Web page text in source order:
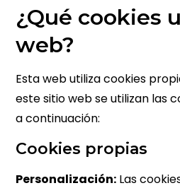
¿Qué cookies
web?
Esta web utiliza cookies
este sitio web se utilizan las
a continuación:
Cookies propias
Personalización: Las